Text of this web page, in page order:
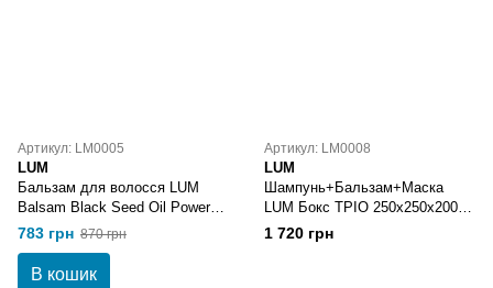
Артикул: LM0005
LUM
Бальзам для волосся LUM
Balsam Black Seed Oil Power
250 мл
783 грн 870 грн
В кошик
Артикул: LM0008
LUM
Шампунь+Бальзам+Маска
LUM Бокс ТРІО 250х250х200
мл
1 720 грн